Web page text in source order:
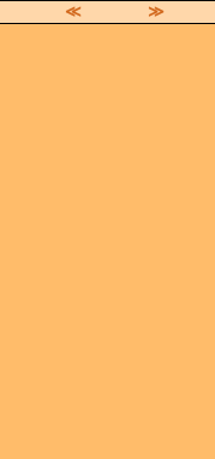
≪ ≫